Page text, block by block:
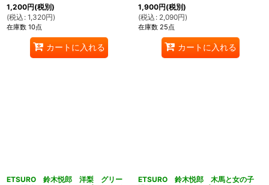
1,200円(税別)
(税込 : 1,320円)
在庫数 10点
カートに入れる
1,900円(税別)
(税込 : 2,090円)
在庫数 25点
カートに入れる
ETSURO 鈴木悦郎 洋梨 グリー
ETSURO 鈴木悦郎 木馬と女の子